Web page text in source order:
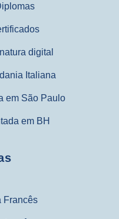
digital
Italiana
em São Paulo
em BH
Francês